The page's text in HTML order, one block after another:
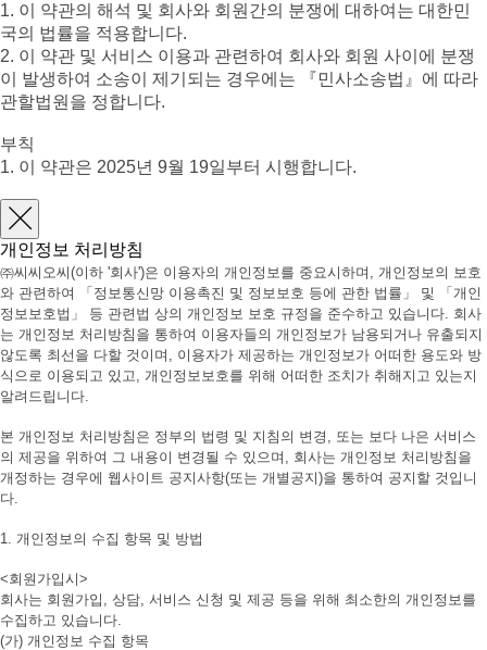
1. 이 약관의 해석 및 회사와 회원간의 분쟁에 대하여는 대한민
국의 법률을 적용합니다.
2. 이 약관 및 서비스 이용과 관련하여 회사와 회원 사이에 분쟁
이 발생하여 소송이 제기되는 경우에는 『민사소송법』에 따라
관할법원을 정합니다.
부칙
1. 이 약관은 2025년 9월 19일부터 시행합니다.
개인정보 처리방침
㈜씨씨오씨(이하 '회사')은 이용자의 개인정보를 중요시하며, 개인정보의 보호
와 관련하여 「정보통신망 이용촉진 및 정보보호 등에 관한 법률」 및 「개인
정보보호법」 등 관련법 상의 개인정보 보호 규정을 준수하고 있습니다. 회사
는 개인정보 처리방침을 통하여 이용자들의 개인정보가 남용되거나 유출되지
않도록 최선을 다할 것이며, 이용자가 제공하는 개인정보가 어떠한 용도와 방
식으로 이용되고 있고, 개인정보보호를 위해 어떠한 조치가 취해지고 있는지
알려드립니다.
본 개인정보 처리방침은 정부의 법령 및 지침의 변경, 또는 보다 나은 서비스
의 제공을 위하여 그 내용이 변경될 수 있으며, 회사는 개인정보 처리방침을
개정하는 경우에 웹사이트 공지사항(또는 개별공지)을 통하여 공지할 것입니
다.
1. 개인정보의 수집 항목 및 방법
<회원가입시>
회사는 회원가입, 상담, 서비스 신청 및 제공 등을 위해 최소한의 개인정보를
수집하고 있습니다.
(가) 개인정보 수집 항목